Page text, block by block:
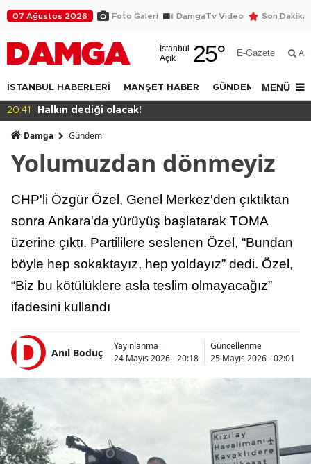
07 Ağustos 2026 Foto Galeri DamgaTv Video Son Dakika
İstanbul
Açık
25° E-Gazete Ara
İSTANBUL HABERLERİ MANŞET HABER GÜNDEM DÜNYA
MENÜ
20:39 Eren Ali Bingöl protesto edildi
Damga Gündem
Yolumuzdan dönmeyiz
CHP'li Özgür Özel, Genel Merkez'den çıktıktan
sonra Ankara'da yürüyüş başlatarak TOMA
üzerine çıktı. Partililere seslenen Özel, “Bundan
böyle hep sokaktayız, hep yoldayız” dedi. Özel,
“Biz bu kötülüklere asla teslim olmayacağız”
ifadesini kullandı
Anıl Boduç
Yayınlanma
24 Mayıs 2026 - 20:18
Güncellenme
25 Mayıs 2026 - 02:01